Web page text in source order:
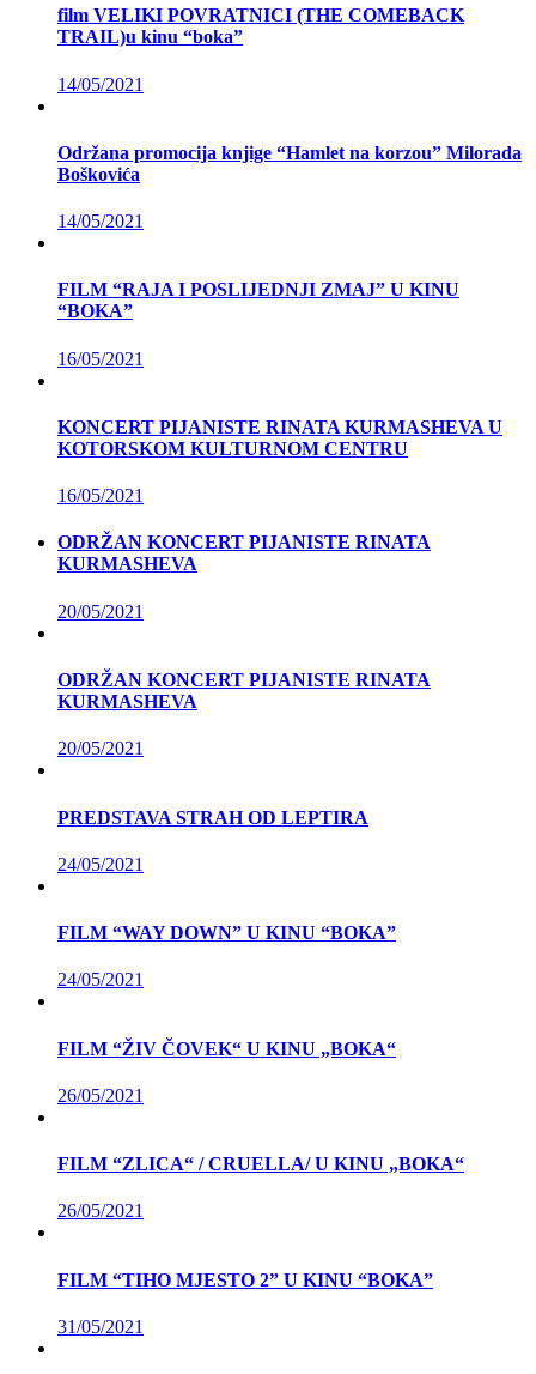
film VELIKI POVRATNICI (THE COMEBACK
TRAIL)u kinu “boka”
14/05/2021
Održana promocija knjige “Hamlet na korzou” Milorada
Boškovića
14/05/2021
FILM “RAJA I POSLIJEDNJI ZMAJ” U KINU
“BOKA”
16/05/2021
KONCERT PIJANISTE RINATA KURMASHEVA U
KOTORSKOM KULTURNOM CENTRU
16/05/2021
ODRŽAN KONCERT PIJANISTE RINATA
KURMASHEVA
20/05/2021
ODRŽAN KONCERT PIJANISTE RINATA
KURMASHEVA
20/05/2021
PREDSTAVA STRAH OD LEPTIRA
24/05/2021
FILM “WAY DOWN” U KINU “BOKA”
24/05/2021
FILM “ŽIV ČOVEK“ U KINU „BOKA“
26/05/2021
FILM “ZLICA“ / CRUELLA/ U KINU „BOKA“
26/05/2021
FILM “TIHO MJESTO 2” U KINU “BOKA”
31/05/2021